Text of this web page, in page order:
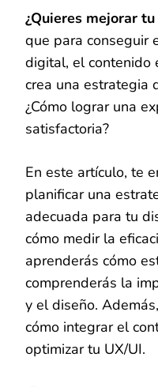
¿Quieres mejorar
que para conseguir
digital, el contenido
crea una estrategia
¿Cómo lograr una
satisfactoria?
En este artículo, te
planificar una
adecuada para tu
cómo medir la
aprenderás cómo
comprenderás la
y el diseño.
cómo integrar el
optimizar tu UX/UI.